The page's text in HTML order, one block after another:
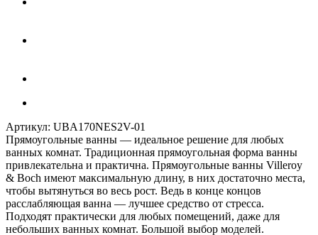
Артикул: UBA170NES2V-01
Прямоугольные ванны — идеальное решение для любых
ванных комнат. Традиционная прямоугольная форма ванны
привлекательна и практична. Прямоугольные ванны Villeroy
& Boch имеют максимальную длину, в них достаточно места,
чтобы вытянуться во весь рост. Ведь в конце концов
расслабляющая ванна — лучшее средство от стресса.
Подходят практически для любых помещений, даже для
небольших ванных комнат. Большой выбор моделей.